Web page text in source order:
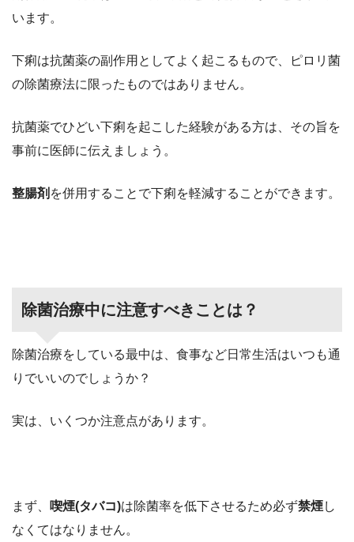
います。
下痢は抗菌薬の副作用としてよく起こるもので、ピロリ菌
の除菌療法に限ったものではありません。
抗菌薬でひどい下痢を起こした経験がある方は、その旨を
事前に医師に伝えましょう。
整腸剤 を併用することで下痢を軽減することができます。
除菌治療中に注意すべきことは？
除菌治療をしている最中は、食事など日常生活はいつも通
りでいいのでしょうか？
実は、いくつか注意点があります。
まず、 喫煙(タバコ)は除菌率を低下させるため必ず禁煙し
なくてはなりません。